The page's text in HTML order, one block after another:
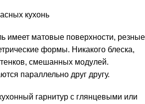
кухонь
имеет матовые поверхности, резные
формы. Никакого блеска,
смешанных модулей.
параллельно друг другу.
гарнитур с глянцевыми или